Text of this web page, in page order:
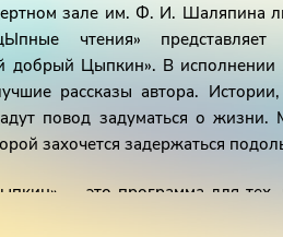
зале им. Ф. И. Шаляпина
чтения»
добрый Цыпкин». В
рассказы автора.
повод задуматься о
захочется задержаться
— это программа для тех,
В общем программа